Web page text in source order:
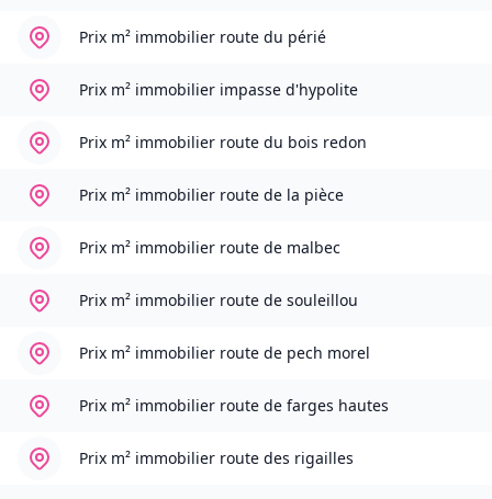
Prix m² immobilier route du périé
Prix m² immobilier impasse d'hypolite
Prix m² immobilier route du bois redon
Prix m² immobilier route de la pièce
Prix m² immobilier route de malbec
Prix m² immobilier route de souleillou
Prix m² immobilier route de pech morel
Prix m² immobilier route de farges hautes
Prix m² immobilier route des rigailles